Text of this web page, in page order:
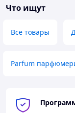
Что ищут
Все товары
Parfum